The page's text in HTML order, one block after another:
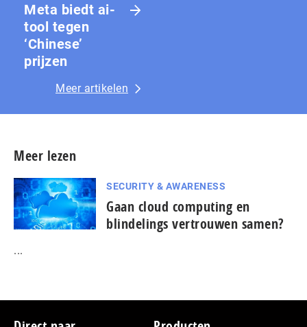
Meta biedt ai-
tool tegen
‘Chinese’
prijzen
Meer artikelen
Meer lezen
SECURITY & AWARENESS
Gaan cloud computing en
blindelings vertrouwen samen?
...